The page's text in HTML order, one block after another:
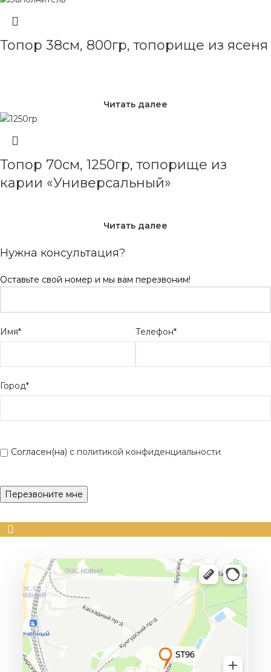
Топор 38см, 800гр, топорище из ясеня
Читать далее
Топор 70см, 1250гр, топорище из
карии «Универсальный»
Читать далее
Нужна консультация?
Оставьте свой номер и мы вам перезвоним!
Имя* Телефон*
Город*
Согласен(на) с политикой конфиденциальности